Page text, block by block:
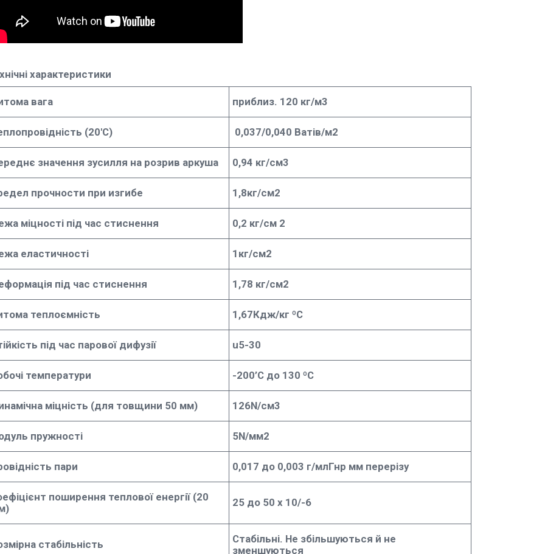
характеристики
вага приблиз. 120 кг/м3
(20'С) 0,037/0,040 Ватів/м2
значення зусилля на розрив аркуша 0,94 кг/см3
прочности при изгибе 1,8кг/см2
міцності під час стиснення 0,2 кг/см 2
еластичності 1кг/см2
під час стиснення 1,78 кг/см2
теплоємність 1,67Кдж/кг ºC
під час парової дифузії u5-30
температури -200’C до 130 ºC
міцність (для товщини 50 мм) 126N/см3
пружності 5N/мм2
пари 0,017 до 0,003 г/млГнр мм перерізу
поширення теплової енергії (20
25 до 50 х 10/-6
стабільність
Стабільні. Не збільшуються й не
зменшуються